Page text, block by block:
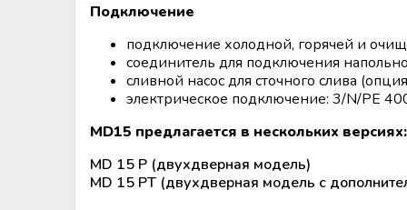
Подключение
подключение холодной, горячей и
соединитель для подключения
сливной насос для сточного слива
электрическое подключение: 3/N/PE
MD15 предлагается в нескольких версиях:
MD 15 P (двухдверная модель)
MD 15 PТ (двухдверная модель с